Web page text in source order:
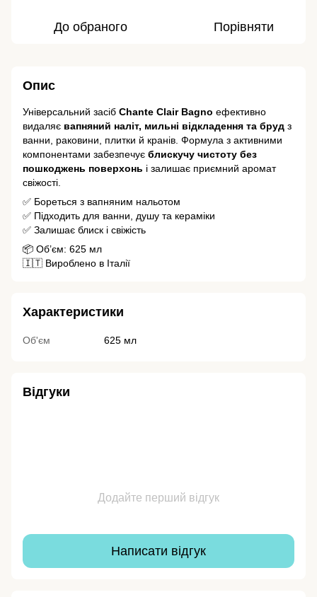
До обраного Порівняти
Опис
Універсальний засіб Chante Clair Bagno ефективно
видаляє вапняний наліт, мильні відкладення та бруд з
ванни, раковини, плитки й кранів. Формула з активними
компонентами забезпечує блискучу чистоту без
пошкоджень поверхонь і залишає приємний аромат
свіжості.
✅ Бореться з вапняним нальотом
✅ Підходить для ванни, душу та кераміки
✅ Залишає блиск і свіжість
📦 Об’єм: 625 мл
🇮🇹 Вироблено в Італії
Характеристики
Об'єм 625 мл
Відгуки
Додайте перший відгук
Написати відгук